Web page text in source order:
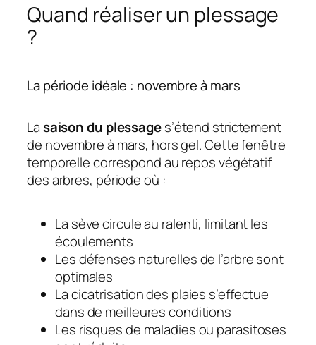
Quand réaliser un plessage
?
La période idéale : novembre à mars
Lasaison du plessages’étend strictement
de novembre à mars, hors gel. Cette fenêtre
temporelle correspond au repos végétatif
des arbres, période où :
La sève circule au ralenti, limitant les
écoulements
Les défenses naturelles de l’arbre sont
optimales
La cicatrisation des plaies s’effectue
dans de meilleures conditions
Les risques de maladies ou parasitoses